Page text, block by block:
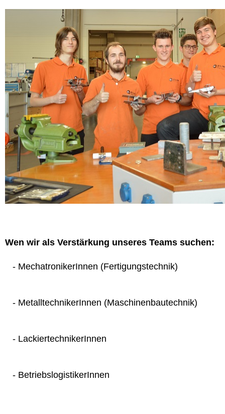
Wen wir als Verstärkung unseres Teams suchen:
- MechatronikerInnen (Fertigungstechnik)
- MetalltechnikerInnen (Maschinenbautechnik)
- LackiertechnikerInnen
- BetriebslogistikerInnen